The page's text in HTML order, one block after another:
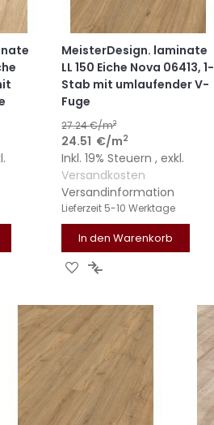
MeisterDesign. laminate
LL 150 Eiche Nova 06413, 1-
Stab mit umlaufender V-
Fuge
27.24€/m2
24.51 €/m2
Inkl. 19% Steuern,exkl.
Versandkosten
Versandinformation
Lieferzeit 5-10 Werktage
In den Warenkorb
ZUR
HINZUFÜGEN
ZUR
HINZUFÜGEN